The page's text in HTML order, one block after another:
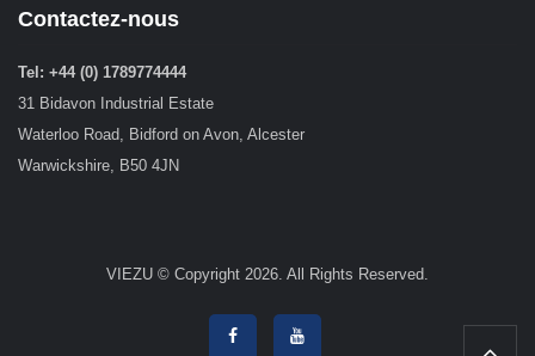
Contactez-nous
Tel: +44 (0) 1789774444
31 Bidavon Industrial Estate
Waterloo Road, Bidford on Avon, Alcester
Warwickshire, B50 4JN
VIEZU © Copyright 2026. All Rights Reserved.